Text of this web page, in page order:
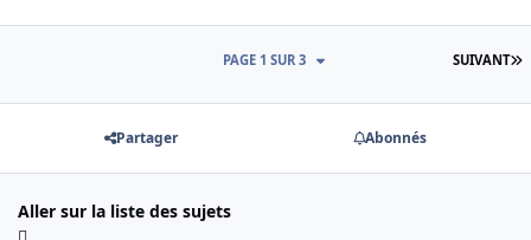
SUIVANT
PAGE 1 SUR 3
Partager Abonnés
Aller sur la liste des sujets